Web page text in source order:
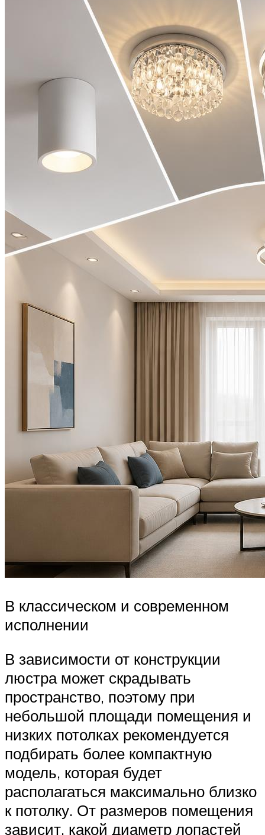
В классическом и современном
исполнении
В зависимости от конструкции
люстра может скрадывать
пространство, поэтому при
небольшой площади помещения и
низких потолках рекомендуется
подбирать более компактную
модель, которая будет
располагаться максимально близко
к потолку. От размеров помещения
зависит, какой диаметр лопастей